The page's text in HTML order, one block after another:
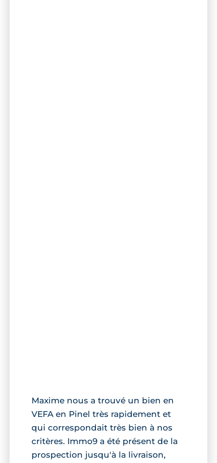
Maxime nous a trouvé un bien en
VEFA en Pinel très rapidement et
qui correspondait très bien à nos
critères. Immo9 a été présent de la
prospection jusqu'à la livraison,